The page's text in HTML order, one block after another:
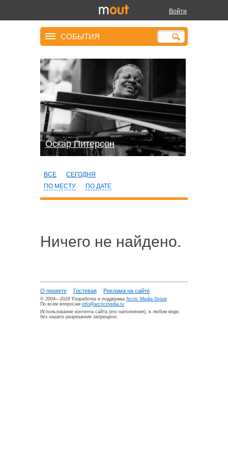
Войти
СОБЫТИЯ
Оскар Питерсон
ВСЕ
СЕГОДНЯ
ПО МЕСТУ
ПО ДАТЕ
Ничего не найдено.
О проекте Гостевая Реклама на сайте
© 2004—2026 Разработка и поддержка Arctic Media Group
По всем вопросам info@arcticmedia.ru
Использование контента сайта (его наполнения), в любом виде,
без нашего разрешения запрещено.